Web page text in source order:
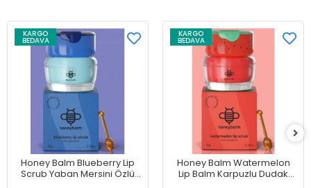
KARGO
BEDAVA
Honey Balm Blueberry Lip
Scrub Yaban Mersini Özlü
KARGO
BEDAVA
Honey Balm Watermelon
Lip Balm Karpuzlu Dudak